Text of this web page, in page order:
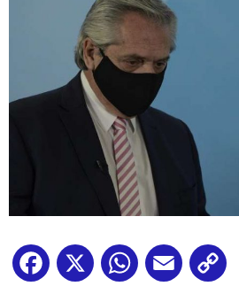
Facebook
X WhatsApp
Email